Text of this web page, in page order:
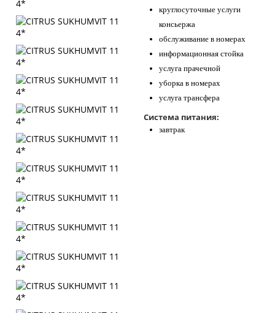
круглосуточные услуги
консьержа
обслуживание в номерах
информационная стойка
услуга прачечной
уборка в номерах
услуга трансфера
Система питания:
завтрак